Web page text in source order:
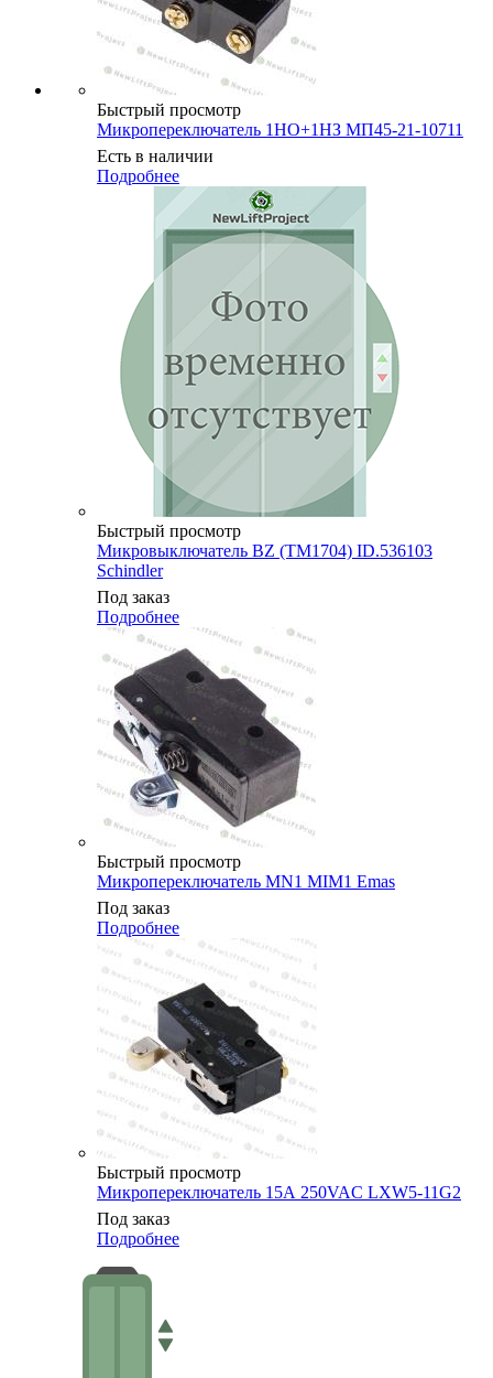
Быстрый просмотр
Микропереключатель 1НО+1НЗ МП45-21-10711
Есть в наличии
Подробнее
Быстрый просмотр
Микровыключатель BZ (TM1704) ID.536103
Schindler
Под заказ
Подробнее
Быстрый просмотр
Микропереключатель MN1 MIM1 Emas
Под заказ
Подробнее
Быстрый просмотр
Микропереключатель 15А 250VAC LXW5-11G2
Под заказ
Подробнее